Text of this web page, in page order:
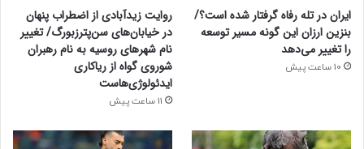
ایران در تله رفاه گرفتار شده است؟/
بنزین ارزان این گونه مسیر توسعه
را تغییر می‌دهد
10 ساعت پیش
روایت زیدآبادی از اضطراب پنهان
در خیابان‌های سن‌پترزبورگ/ تغییر
نام شهرهای روسیه به نام رهبران
شوروی گواه از ریاکاری
ایدئولوژی‌هاست
11 ساعت پیش